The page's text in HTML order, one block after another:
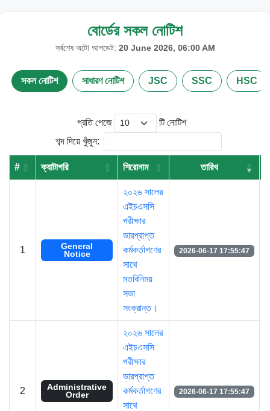
বোর্ডের সকল নোটিশ
সর্বশেষ অটো আপডেট: 20 June 2026, 06:00 AM
সকল নোটিশ সাধারণ নোটিশ JSC SSC HSC
প্রতি পেজে
টি নোটিশ
শব্দ দিয়ে খুঁজুন:
# ক্যাটাগরি শিরোনাম তারিখ
1
General
Notice
২০২৬ সালের
এইচএসসি
পরীক্ষার
ভারপ্রাপ্ত
কর্মকর্তাগণের
সাথে
মতবিনিময়
সভা
সংক্রান্ত।
2026-06-17 17:55:47
2
Administrative
Order
২০২৬ সালের
এইচএসসি
পরীক্ষার
ভারপ্রাপ্ত
কর্মকর্তাগণের
সাথে
2026-06-17 17:55:47